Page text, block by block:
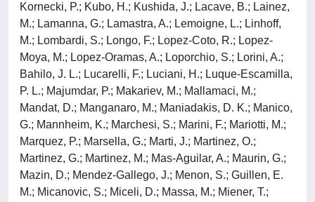
Kornecki, P.; Kubo, H.; Kushida, J.; Lacave, B.; Lainez,
M.; Lamanna, G.; Lamastra, A.; Lemoigne, L.; Linhoff,
M.; Lombardi, S.; Longo, F.; Lopez-Coto, R.; Lopez-
Moya, M.; Lopez-Oramas, A.; Loporchio, S.; Lorini, A.;
Bahilo, J. L.; Lucarelli, F.; Luciani, H.; Luque-Escamilla,
P. L.; Majumdar, P.; Makariev, M.; Mallamaci, M.;
Mandat, D.; Manganaro, M.; Maniadakis, D. K.; Manico,
G.; Mannheim, K.; Marchesi, S.; Marini, F.; Mariotti, M.;
Marquez, P.; Marsella, G.; Marti, J.; Martinez, O.;
Martinez, G.; Martinez, M.; Mas-Aguilar, A.; Maurin, G.;
Mazin, D.; Mendez-Gallego, J.; Menon, S.; Guillen, E.
M.; Micanovic, S.; Miceli, D.; Massa, M.; Miener, T.;